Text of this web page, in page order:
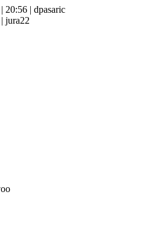
| 20:56 | dpasaric
| jura22